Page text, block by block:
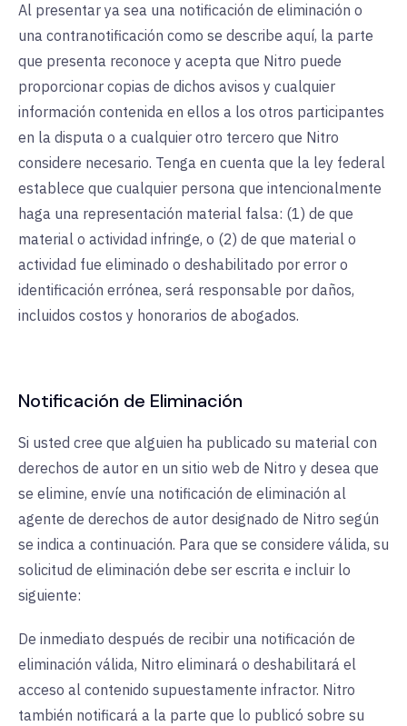
Al presentar ya sea una notificación de eliminación o
una contranotificación como se describe aquí, la parte
que presenta reconoce y acepta que Nitro puede
proporcionar copias de dichos avisos y cualquier
información contenida en ellos a los otros participantes
en la disputa o a cualquier otro tercero que Nitro
considere necesario. Tenga en cuenta que la ley federal
establece que cualquier persona que intencionalmente
haga una representación material falsa: (1) de que
material o actividad infringe, o (2) de que material o
actividad fue eliminado o deshabilitado por error o
identificación errónea, será responsable por daños,
incluidos costos y honorarios de abogados.
Notificación de Eliminación
Si usted cree que alguien ha publicado su material con
derechos de autor en un sitio web de Nitro y desea que
se elimine, envíe una notificación de eliminación al
agente de derechos de autor designado de Nitro según
se indica a continuación. Para que se considere válida, su
solicitud de eliminación debe ser escrita e incluir lo
siguiente:
De inmediato después de recibir una notificación de
eliminación válida, Nitro eliminará o deshabilitará el
acceso al contenido supuestamente infractor. Nitro
también notificará a la parte que lo publicó sobre su